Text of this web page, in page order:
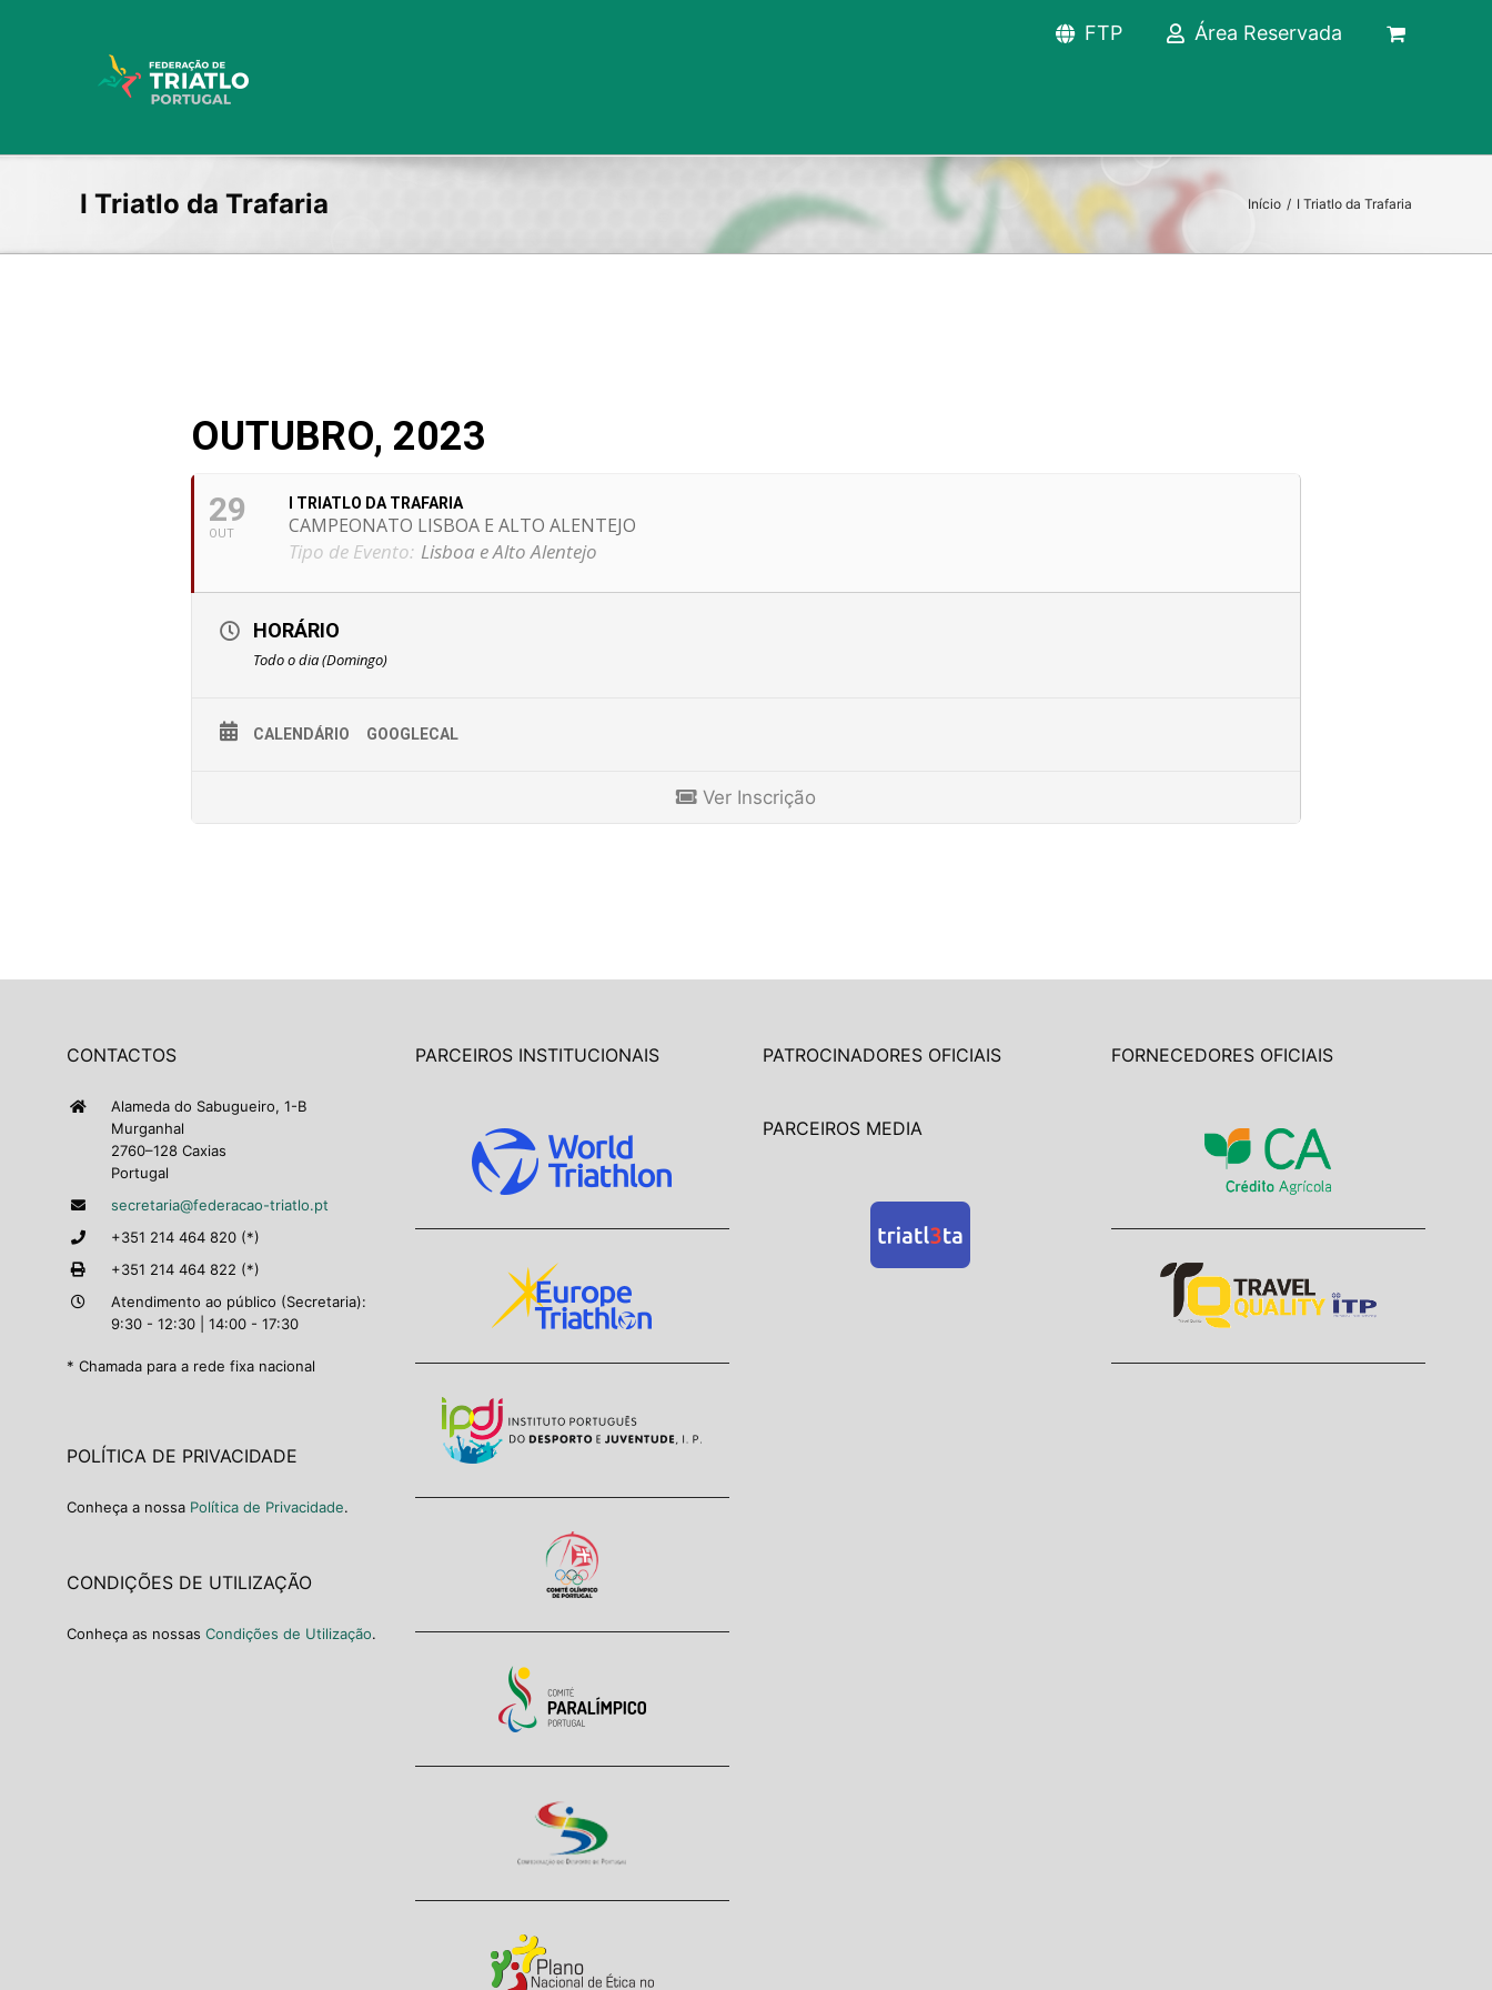
FTP Área Reservada
I Triatlo da Trafaria Início / I Triatlo da Trafaria
OUTUBRO, 2023
29
OUT
I TRIATLO DA TRAFARIA
CAMPEONATO LISBOA E ALTO ALENTEJO
Tipo de Evento: Lisboa e Alto Alentejo
HORÁRIO
Todo o dia (Domingo)
CALENDÁRIO GOOGLECAL
Ver Inscrição
CONTACTOS
Alameda do Sabugueiro, 1-B
Murganhal
2760–128 Caxias
Portugal
secretaria@federacao-triatlo.pt
+351 214 464 820 (*)
+351 214 464 822 (*)
Atendimento ao público (Secretaria):
9:30 - 12:30 | 14:00 - 17:30
* Chamada para a rede fixa nacional
POLÍTICA DE PRIVACIDADE
Conheça a nossa Política de Privacidade.
CONDIÇÕES DE UTILIZAÇÃO
Conheça as nossas Condições de Utilização.
PARCEIROS INSTITUCIONAIS PATROCINADORES OFICIAIS
PARCEIROS MEDIA
FORNECEDORES OFICIAIS